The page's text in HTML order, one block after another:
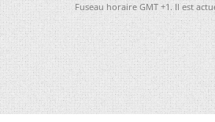
Fuseau horaire GMT +1. Il est